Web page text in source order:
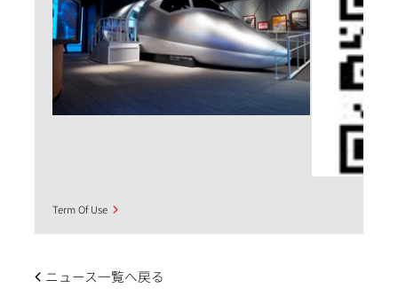
Term Of Use
ニュース一覧へ戻る